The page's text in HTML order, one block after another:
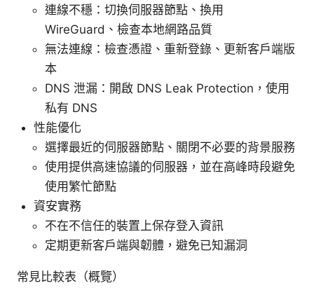
連線不穩：切換伺服器節點、換用
WireGuard、檢查本地網路品質
無法連線：檢查憑證、重新登錄、更新客戶端版
本
DNS 泄漏：開啟 DNS Leak Protection，使用
私有 DNS
性能優化
選擇最近的伺服器節點、關閉不必要的背景服務
使用提供高速協議的伺服器，並在高峰時段避免
使用繁忙節點
資安實務
不在不信任的裝置上保存登入資訊
定期更新客戶端與韌體，避免已知漏洞
常見比較表（概覽）